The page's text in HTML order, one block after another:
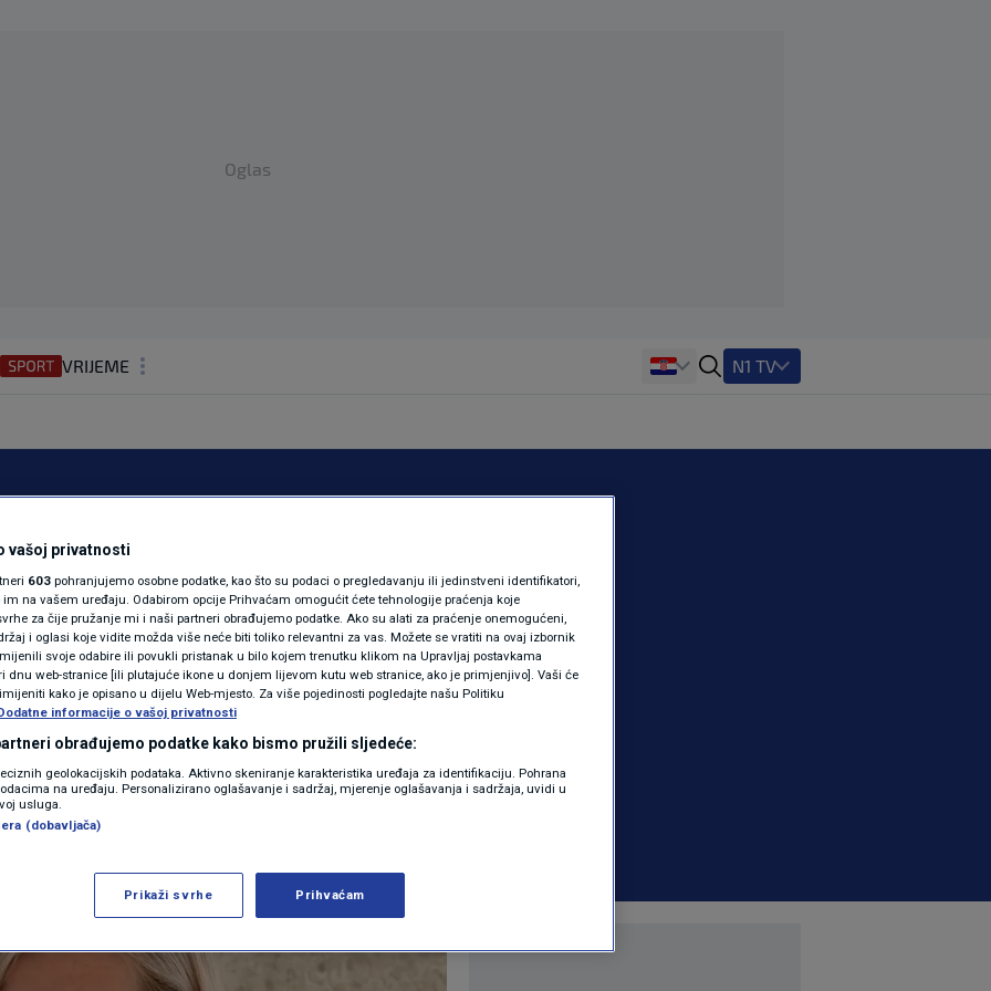
Oglas
VRIJEME
REGIJA
MAGAZIN
KOLUMNE
N1(DIS)INFO
KLIMATSKE PROMJENE
FOTO
VIDEO
N1 TV
o obnovljivim
štetan za obrte,
0 komentara
Više
vašoj privatnosti
603 pohranjujemo osobne podatke, kao što su podaci o pregledavanju ili jedinstveni identifikatori,
na vašem uređaju. Odabirom opcije Prihvaćam omogućit ćete tehnologije praćenja koje
za čije pružanje mi i naši partneri obrađujemo podatke. Ako su alati za praćenje onemogućeni,
i oglasi koje vidite možda više neće biti toliko relevantni za vas. Možete se vratiti na ovaj izbornik
svoje odabire ili povukli pristanak u bilo kojem trenutku klikom na Upravljaj postavkama
dnu web-stranice [ili plutajuće ikone u donjem lijevom kutu web stranice, ako je primjenjivo]. Vaši će
kako je opisano u dijelu Web-mjesto. Za više pojedinosti pogledajte našu Politiku
informacije o vašoj privatnosti
obrađujemo podatke kako bismo pružili sljedeće:
geolokacijskih podataka. Aktivno skeniranje karakteristika uređaja za identifikaciju. Pohrana
na uređaju. Personalizirano oglašavanje i sadržaj, mjerenje oglašavanja i sadržaja, uvidi u
usluga.
(dobavljača)
Prikaži svrhe Prihvaćam